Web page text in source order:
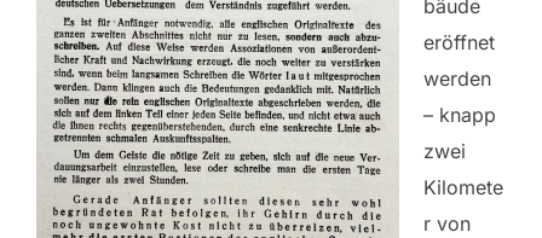
bäude
eröffnet
werden
– knapp
zwei
Kilomete
r von